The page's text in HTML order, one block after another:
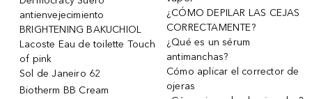
antienvejecimiento
BRIGHTENING BAKUCHIOL
Lacoste Eau de toilette Touch
of pink
Sol de Janeiro 62
Biotherm BB Cream
¿CÓMO DEPILAR LAS CEJAS
CORRECTAMENTE?
¿Qué es un sérum
antimanchas?
Cómo aplicar el corrector de
ojeras